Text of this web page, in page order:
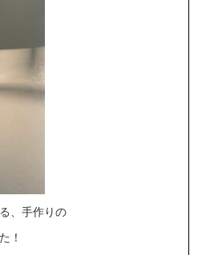
、手作りの
！